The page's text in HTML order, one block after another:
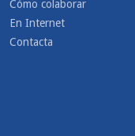
Cómo colaborar
En Internet
Contacta